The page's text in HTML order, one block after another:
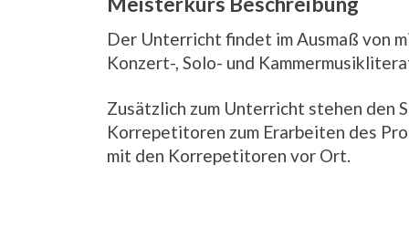
Der Unterricht findet im Ausmaß von
Konzert-, Solo- und
Zusätzlich zum Unterricht stehen den
Korrepetitoren zum Erarbeiten des
mit den Korrepetitoren vor Ort.